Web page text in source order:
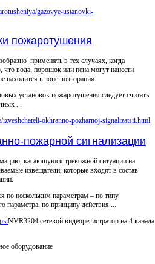
пожаротушения
применять в тех случаях, когда
что вода, порошок или пена могут нанести
находится в зоне возгорания.
установок пожаротушения следует считать
...
пожарной сигнализации
касающуюся тревожной ситуации на
извещатели, которые входят в состав
по нескольким параметрам – по типу
параметра, по принципу действия ...
NVR3204 сетевой видеорегистратор на 4 канала
оборудование